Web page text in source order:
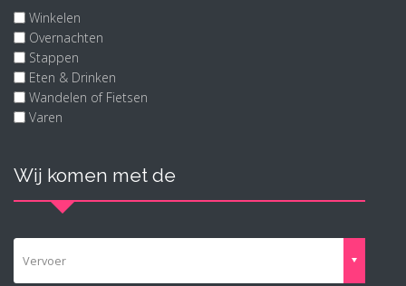
Winkelen
Overnachten
Stappen
Eten & Drinken
Wandelen of Fietsen
Varen
Wij komen met de
Vervoer